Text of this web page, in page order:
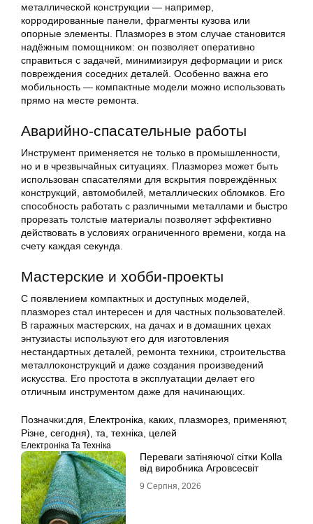
металлической конструкции — например,
корродированные панели, фрагменты кузова или
опорные элементы. Плазморез в этом случае становится
надёжным помощником: он позволяет оперативно
справиться с задачей, минимизируя деформации и риск
повреждения соседних деталей. Особенно важна его
мобильность — компактные модели можно использовать
прямо на месте ремонта.
Аварийно-спасательные работы
Инструмент применяется не только в промышленности,
но и в чрезвычайных ситуациях. Плазморез может быть
использован спасателями для вскрытия повреждённых
конструкций, автомобилей, металлических обломков. Его
способность работать с различными металлами и быстро
прорезать толстые материалы позволяет эффективно
действовать в условиях ограниченного времени, когда на
счету каждая секунда.
Мастерские и хобби-проекты
С появлением компактных и доступных моделей,
плазморез стал интересен и для частных пользователей.
В гаражных мастерских, на дачах и в домашних цехах
энтузиасты используют его для изготовления
нестандартных деталей, ремонта техники, строительства
металлоконструкций и даже создания произведений
искусства. Его простота в эксплуатации делает его
отличным инструментом даже для начинающих.
Позначки:для Електроніка каких плазморез применяют,
Різне сегодня) та техніка целей
Електроніка Та Техніка
Переваги затіняючої сітки Kolla
від виробника Агровсесвіт
9 Серпня, 2026